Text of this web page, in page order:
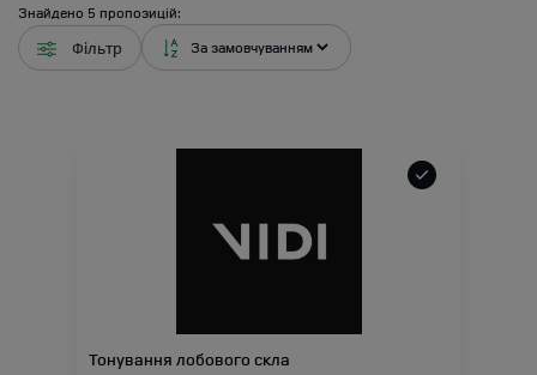
Знайдено 5 пропозицій:
Фільтр
Тонування лобового скла